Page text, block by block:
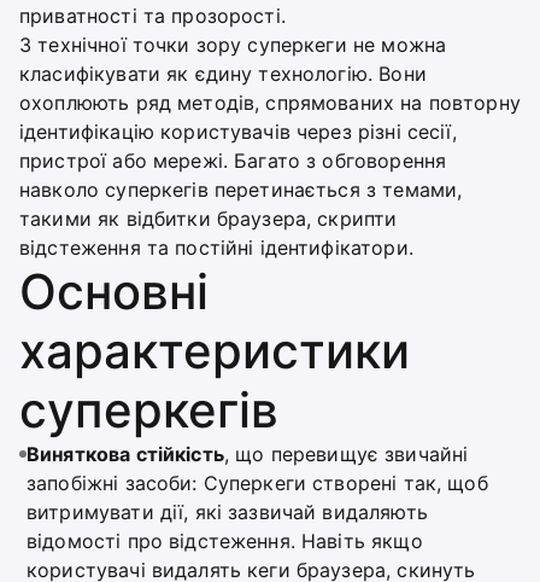
приватності та прозорості.
З технічної точки зору суперкеги не можна
класифікувати як єдину технологію. Вони
охоплюють ряд методів, спрямованих на повторну
ідентифікацію користувачів через різні сесії,
пристрої або мережі. Багато з обговорення
навколо суперкегів перетинається з темами,
такими як відбитки браузера, скрипти
відстеження та постійні ідентифікатори.
Основні
характеристики
суперкегів
Виняткова стійкість, що перевищує звичайні
запобіжні засоби: Суперкеги створені так, щоб
витримувати дії, які зазвичай видаляють
відомості про відстеження. Навіть якщо
користувачі видалять кеги браузера, скинуть